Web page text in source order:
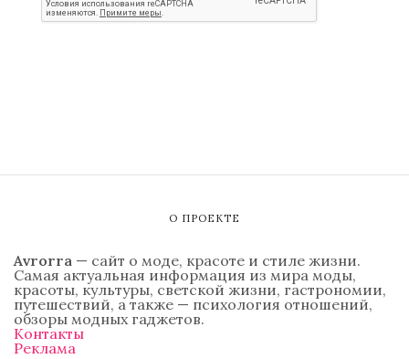
О ПРОЕКТЕ
Avrorra — сайт о моде, красоте и стиле жизни.
Самая актуальная информация из мира моды,
красоты, культуры, светской жизни, гастрономии,
путешествий, а также — психология отношений,
обзоры модных гаджетов.
Контакты
Реклама